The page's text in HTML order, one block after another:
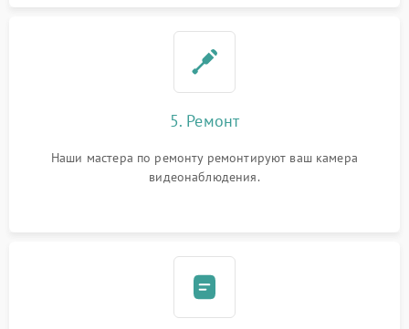
5. Ремонт
Наши мастера по ремонту ремонтируют ваш камера
видеонаблюдения.